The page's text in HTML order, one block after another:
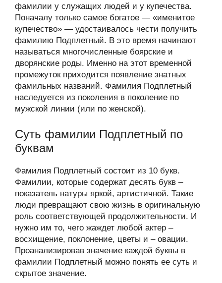
фамилии у служащих людей и у купечества.
Поначалу только самое богатое — «именитое
купечество» — удостаивалось чести получить
фамилию Подплетный. В это время начинают
называться многочисленные боярские и
дворянские роды. Именно на этот временной
промежуток приходится появление знатных
фамильных названий. Фамилия Подплетный
наследуется из поколения в поколение по
мужской линии (или по женской).
Суть фамилии Подплетный по
буквам
Фамилия Подплетный состоит из 10 букв.
Фамилии, которые содержат десять букв –
показатель натуры яркой, артистичной. Такие
люди превращают свою жизнь в оригинальную
роль соответствующей продолжительности. И
нужно им то, чего жаждет любой актер –
восхищение, поклонение, цветы и – овации.
Проанализировав значение каждой буквы в
фамилии Подплетный можно понять ее суть и
скрытое значение.